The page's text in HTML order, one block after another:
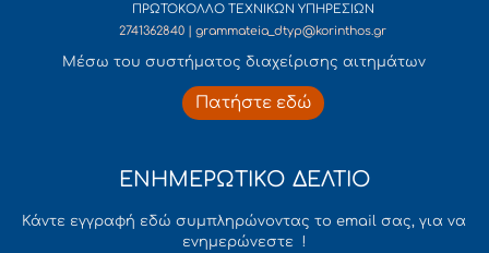
ΠΡΩΤΟΚΟΛΛΟ ΤΕΧΝΙΚΩΝ ΥΠΗΡΕΣΙΩΝ
2741362840 | grammateia_dtyp@korinthos.gr
Mέσω του συστήματος διαχείρισης αιτημάτων
Πατήστε εδώ
ΕΝΗΜΕΡΩΤΙΚΟ ΔΕΛΤΙΟ
Κάντε εγγραφή εδώ συμπληρώνοντας το email σας, για να
ενημερώνεστε !